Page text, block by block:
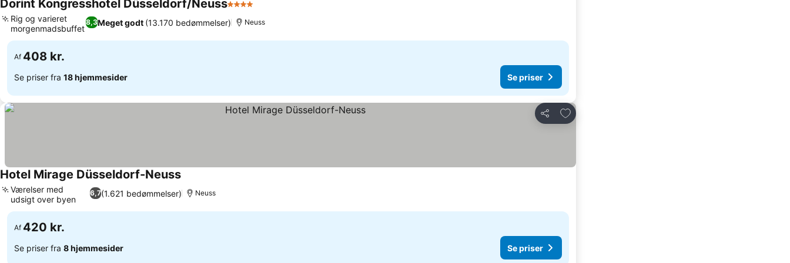
Dorint Kongresshotel Düsseldorf/Neuss4 Stjerner
8,3Meget godt (13.170 bedømmelser)
Rig og varieret
morgenmadsbuffet
Neuss
Af 408 kr.
Se priser fra 18 hjemmesider Se priser
Del
Føj til favoritter
Hotel Mirage Düsseldorf-Neuss
6,7(1.621 bedømmelser)
Værelser med
udsigt over byen
Neuss
Af 420 kr.
Se priser fra 8 hjemmesider Se priser